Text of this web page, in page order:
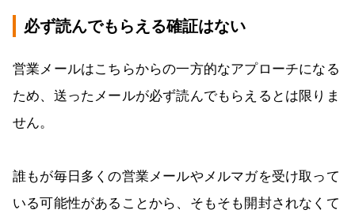
必ず読んでもらえる確証はない
営業メールはこちらからの一方的なアプローチになる
ため、送ったメールが必ず読んでもらえるとは限りま
せん。
誰もが毎日多くの営業メールやメルマガを受け取って
いる可能性があることから、そもそも開封されなくて